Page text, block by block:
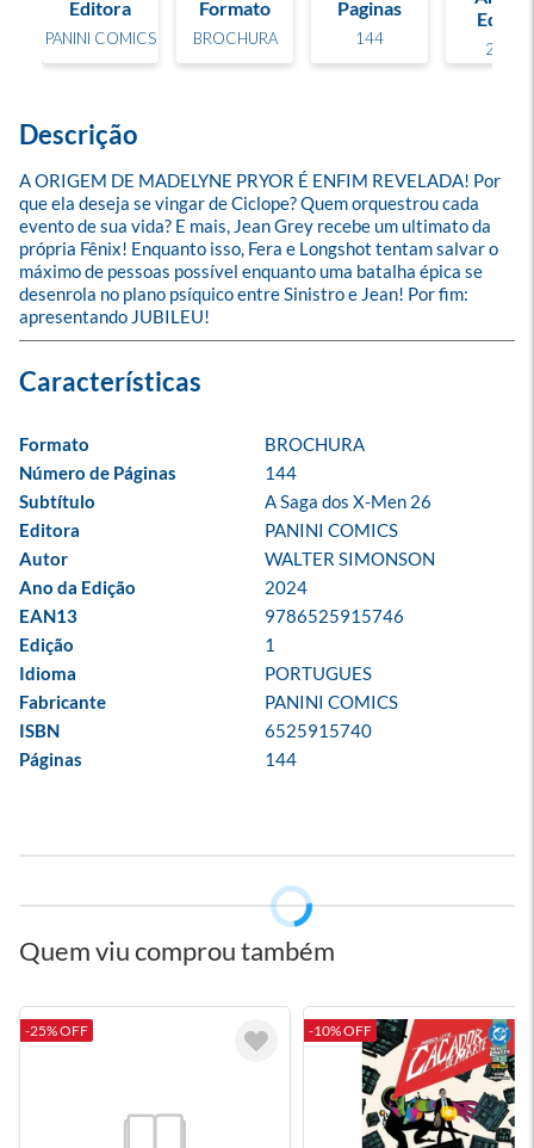
Editora
PANINI COMICS
Formato
BROCHURA
Paginas
144
Edição
2024
Descrição
A ORIGEM DE MADELYNE PRYOR É ENFIM REVELADA! Por
que ela deseja se vingar de Ciclope? Quem orquestrou cada
evento de sua vida? E mais, Jean Grey recebe um ultimato da
própria Fênix! Enquanto isso, Fera e Longshot tentam salvar o
máximo de pessoas possível enquanto uma batalha épica se
desenrola no plano psíquico entre Sinistro e Jean! Por fim:
apresentando JUBILEU!
Formato
BROCHURA
Número de Páginas
144
Subtítulo
A Saga dos X-Men 26
Editora
PANINI COMICS
Autor
WALTER SIMONSON
Ano da Edição
2024
EAN13
9786525915746
Edição
1
Idioma
PORTUGUES
Fabricante
PANINI COMICS
ISBN
6525915740
Páginas
144
Quem viu comprou também
-25% OFF -10% OFF